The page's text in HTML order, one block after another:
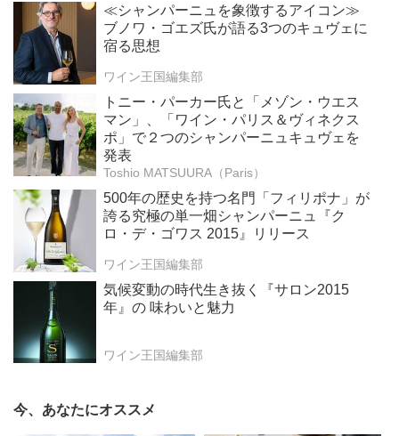
≪シャンパーニュを象徴するアイコン≫
ブノワ・ゴエズ氏が語る3つのキュヴェに
宿る思想
ワイン王国編集部
トニー・パーカー氏と「メゾン・ウエス
マン」、「ワイン・パリス＆ヴィネクス
ポ」で２つのシャンパーニュキュヴェを
発表
Toshio MATSUURA（Paris）
500年の歴史を持つ名門「フィリポナ」が
誇る究極の単一畑シャンパーニュ『ク
ロ・デ・ゴワス 2015』リリース
ワイン王国編集部
気候変動の時代生き抜く『サロン2015
年』の 味わいと魅力
ワイン王国編集部
今、あなたにオススメ